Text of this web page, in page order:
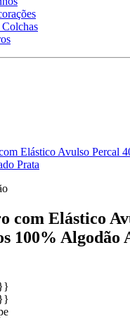
Colchas
Elástico Avulso Percal
Prata
com Elástico
100% Algodão